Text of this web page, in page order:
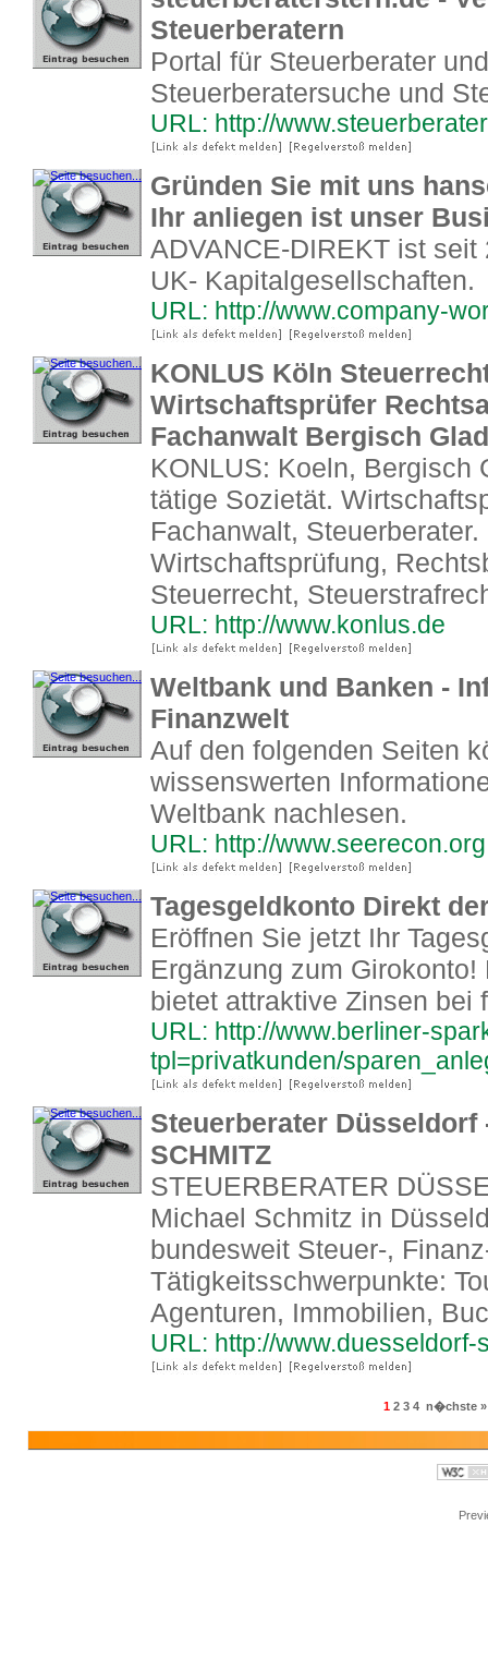
Steuerberatern
Portal für Steuerberater
Steuerberatersuche und
URL: http://
Gründen Sie mit uns
Ihr anliegen ist unser
ADVANCE-DIREKT ist
UK- Kapitalgesellschaften.
URL: http://www.company-
KONLUS Köln
Wirtschaftsprüfer
Fachanwalt Bergisch
KONLUS: Koeln, Bergisch
tätige Sozietät.
Fachanwalt,
Wirtschaftsprüfung,
Steuerrecht,
URL: http://www.konlus.de
Weltbank und Banken -
Finanzwelt
Auf den folgenden Seiten
wissenswerten
Weltbank nachlesen.
URL: http://www.seerecon.org
Tagesgeldkonto Direkt
Eröffnen Sie jetzt Ihr
Ergänzung zum
bietet attraktive Zinsen bei
URL: http://www.berliner-
tpl=privatkunden/
Steuerberater Düsseldorf
SCHMITZ
STEUERBERATER
Michael Schmitz in
bundesweit Steuer-,
Tätigkeitsschwerpunkte:
Agenturen, Immobilien,
URL: http://
1 2 3 4 n�chste »